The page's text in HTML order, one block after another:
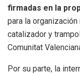
firmadas en la
para la
catalizador y
Comunitat
Por su parte, la